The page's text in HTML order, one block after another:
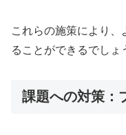
これらの施策により
ることができるでしょ
課題への対策：